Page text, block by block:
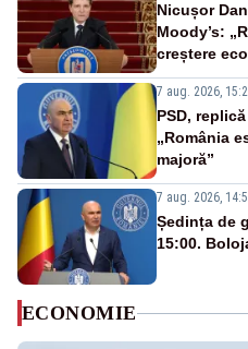
Nicușor
Moody’s:
creștere
7 aug. 2026,
PSD,
„România
majoră”
7 aug. 2026,
Ședința de
15:00.
ECONOMIE